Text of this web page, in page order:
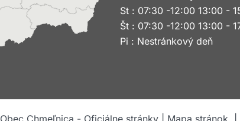
St : 07:30 -12:00 13:00 -
Št : 07:30 -12:00 13:00 -
Pi : Nestránkový deň
Obec Chmeľnica - Oficiálne stránky | Mapa stránok